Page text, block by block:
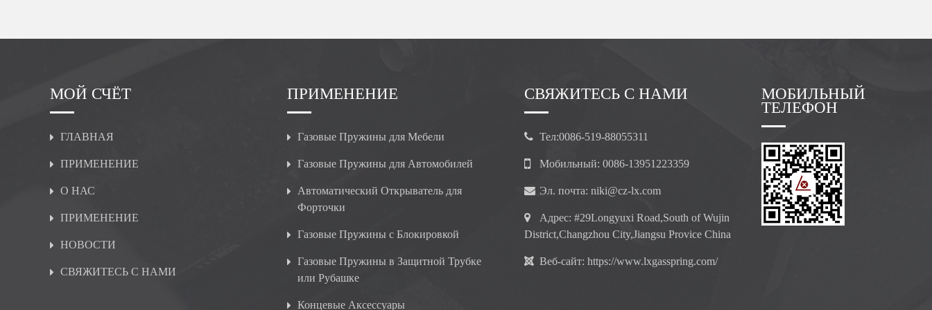
МОЙ СЧЁТ
ГЛАВНАЯ
ПРИМЕНЕНИЕ
О НАС
ПРИМЕНЕНИЕ
НОВОСТИ
СВЯЖИТЕСЬ С НАМИ
ПРИМЕНЕНИЕ
Газовые Пружины для Мебели
Газовые Пружины для Автомобилей
Автоматический Открыватель для
Форточки
Газовые Пружины с Блокировкой
Газовые Пружины в Защитной Трубке
или Рубашке
Концевые Аксессуары
СВЯЖИТЕСЬ С НАМИ
Тел:0086-519-88055311
Мобильный: 0086-13951223359
Эл. почта: niki@cz-lx.com
Адрес: #29Longyuxi Road,South of Wujin
District,Changzhou City,Jiangsu Provice China
Веб-сайт: https://www.lxgasspring.com/
МОБИЛЬНЫЙ
ТЕЛЕФОН